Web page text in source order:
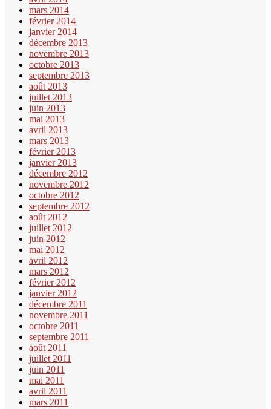
mars 2014
février 2014
janvier 2014
décembre 2013
novembre 2013
octobre 2013
septembre 2013
août 2013
juillet 2013
juin 2013
mai 2013
avril 2013
mars 2013
février 2013
janvier 2013
décembre 2012
novembre 2012
octobre 2012
septembre 2012
août 2012
juillet 2012
juin 2012
mai 2012
avril 2012
mars 2012
février 2012
janvier 2012
décembre 2011
novembre 2011
octobre 2011
septembre 2011
août 2011
juillet 2011
juin 2011
mai 2011
avril 2011
mars 2011